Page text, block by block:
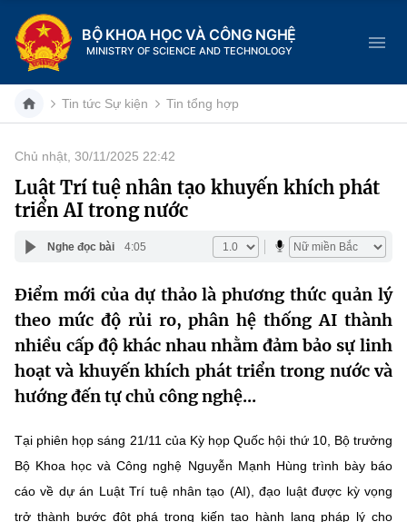
BỘ KHOA HỌC VÀ CÔNG NGHỆ
MINISTRY OF SCIENCE AND TECHNOLOGY
Danh mục
Trang chủ
Giới thiệu
Chức năng nhiệm vụ
Cơ cấu tổ chức
Lịch sử phát triển
Sở Khoa học và Công nghệ
Tin tức sự kiện
Khoa học và Công nghệ
Đổi mới sáng tạo
Chuyển đổi số
Bưu chính, Viễn thông
Dịch vụ công
Hệ thống văn bản
Văn bản chỉ đạo điều hành
Lấy ý kiến người dân về dự thảo VBQPPL
THỐNG KÊ
Khoa học và Công nghệ
Multimedia
Tin tức Sự kiện Tin tổng hợp
Chủ nhật, 30/11/2025 22:42
Luật Trí tuệ nhân tạo khuyến khích phát
triển AI trong nước
Nghe đọc bài 4:05
Điểm mới của dự thảo là phương thức quản lý
theo mức độ rủi ro, phân hệ thống AI thành
nhiều cấp độ khác nhau nhằm đảm bảo sự linh
hoạt và khuyến khích phát triển trong nước và
hướng đến tự chủ công nghệ...
Tại phiên họp sáng 21/11 của Kỳ họp Quốc hội thứ 10, Bộ trưởng
Bộ Khoa học và Công nghệ Nguyễn Mạnh Hùng trình bày báo
cáo về dự án Luật Trí tuệ nhân tạo (AI), đạo luật được kỳ vọng
trở thành bước đột phá trong kiến tạo hành lang pháp lý cho